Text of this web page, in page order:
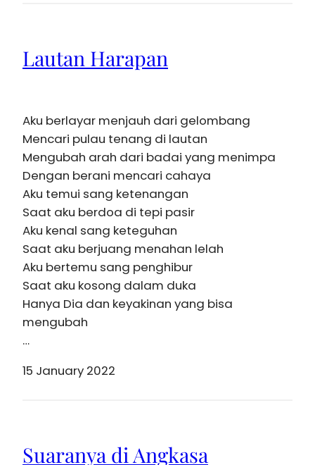
Lautan Harapan
Aku berlayar menjauh dari gelombang
Mencari pulau tenang di lautan
Mengubah arah dari badai yang menimpa
Dengan berani mencari cahaya
Aku temui sang ketenangan
Saat aku berdoa di tepi pasir
Aku kenal sang keteguhan
Saat aku berjuang menahan lelah
Aku bertemu sang penghibur
Saat aku kosong dalam duka
Hanya Dia dan keyakinan yang bisa
mengubah
…
15 January 2022
Suaranya di Angkasa